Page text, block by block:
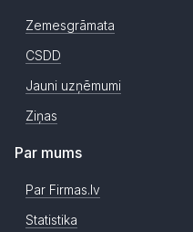
Zemesgrāmata
CSDD
Jauni uzņēmumi
Ziņas
Par mums
Par Firmas.lv
Statistika